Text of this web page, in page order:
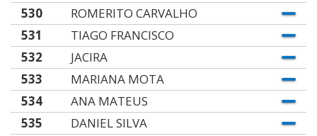
530
ROMERITO CARVALHO
531
TIAGO FRANCISCO
532
JACIRA
533
MARIANA MOTA
534
ANA MATEUS
535
DANIEL SILVA